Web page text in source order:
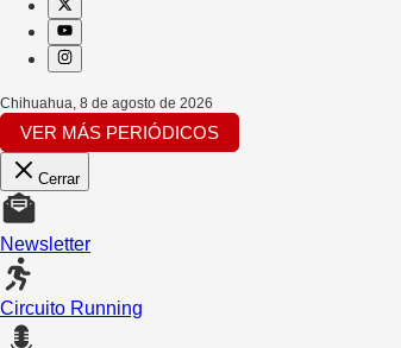
Chihuahua 8 de agosto de 2026
VER MÁS PERIÓDICOS
Cerrar
Newsletter
Circuito Running